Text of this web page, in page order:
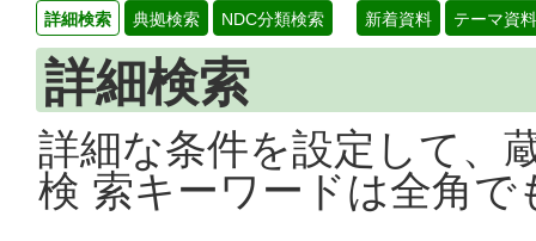
詳細検索 典拠検索 NDC分類検索 新着資料 テーマ資料
詳細検索
詳細な条件を設定して、
検 索キーワードは全角